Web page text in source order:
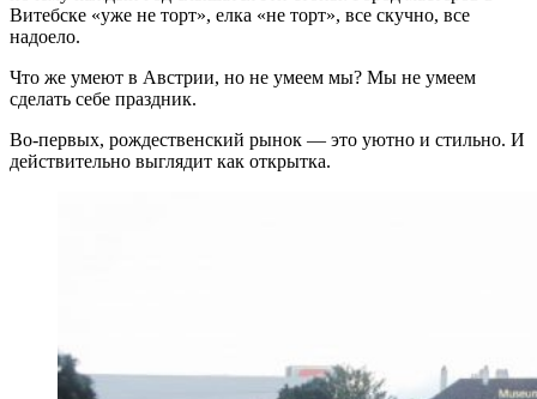
Витебске «уже не торт», елка «не торт», все скучно, все
надоело.
Что же умеют в Австрии, но не умеем мы? Мы не умеем
сделать себе праздник.
Во-первых, рождественский рынок — это уютно и стильно. И
действительно выглядит как открытка.